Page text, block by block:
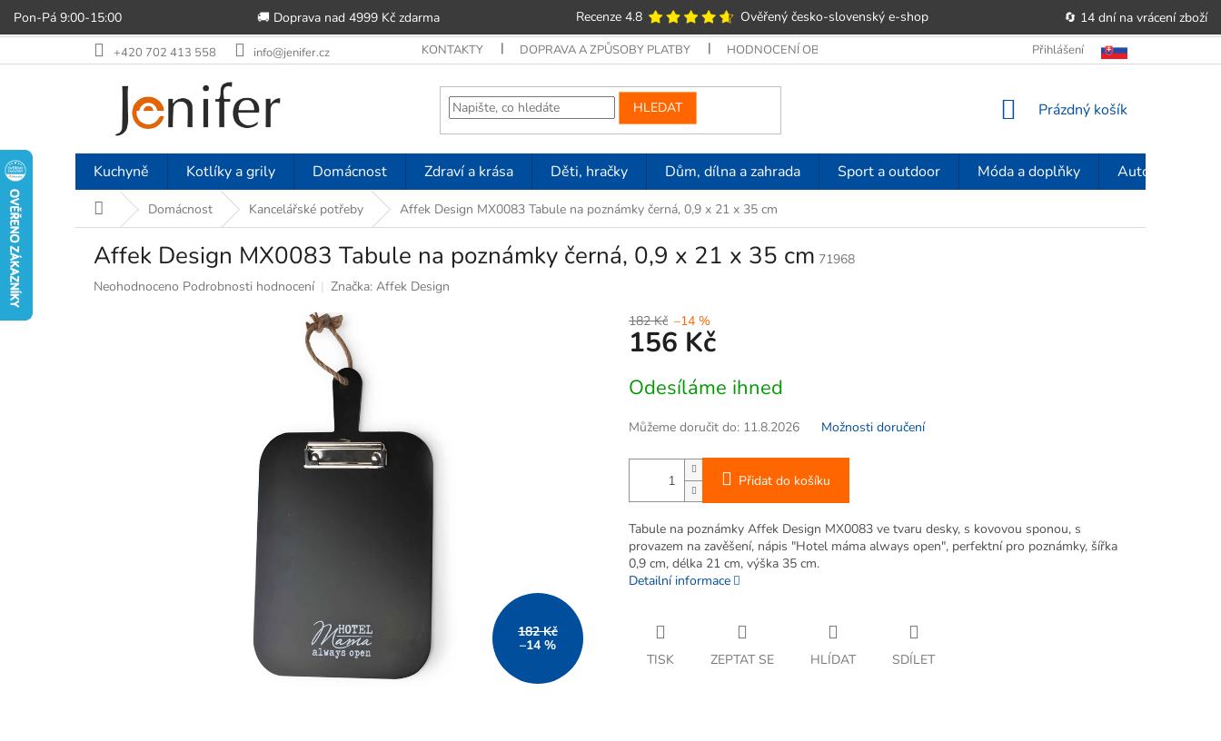
Pon-Pá 9:00-15:00 🚚 Doprava nad 4999 Kč zdarma Recenze 4.8 Ověřený česko-slovenský e‑shop
🔄 14 dní na vrácení zboží
na
+420 702 413 558 info@jenifer.cz KONTAKTY DOPRAVA A ZPŮSOBY PLATBY HODNOCENÍ OBCHODU POUČENÍ O PRÁVU
Přihlášení
HLEDAT
NÁKUPNÍ
Prázdný košík
Kuchyně Kotlíky a grily Domácnost Zdraví a krása Děti, hračky Dům, dílna a zahrada Sport a outdoor Móda a doplňky Auto-moto
Domů Domácnost Kancelářské potřeby Affek Design MX0083 Tabule na poznámky černá, 0,9 x 21 x 35 cm
Affek Design MX0083 Tabule na poznámky černá, 0,9 x 21 x 35 cm 71968
Průměrné
Neohodnoceno Podrobnosti hodnocení Značka: Affek Design
182 Kč
–14 %
182 Kč –14 %
156 Kč
cena:
Odesíláme ihned
Můžeme doručit do: 11.8.2026 Možnosti doručení
Přidat do košíku
Tabule na poznámky Affek Design MX0083 ve tvaru desky, s kovovou sponou, s
provazem na zavěšení, nápis "Hotel máma always open", perfektní pro poznámky, šířka
0,9 cm, délka 21 cm, výška 35 cm.
Detailní informace
TISK ZEPTAT SE HLÍDAT SDÍLET